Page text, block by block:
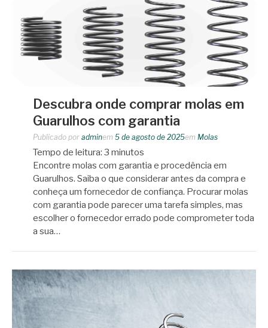
Descubra onde comprar molas em
Guarulhos com garantia
Publicado por adminem 5 de agosto de 2025em Molas
Tempo de leitura: 3 minutos
Encontre molas com garantia e procedência em
Guarulhos. Saiba o que considerar antes da compra e
conheça um fornecedor de confiança. Procurar molas
com garantia pode parecer uma tarefa simples, mas
escolher o fornecedor errado pode comprometer toda
a sua…